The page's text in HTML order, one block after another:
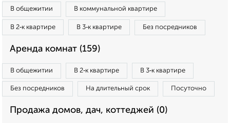
В общежитии В коммунальной квартире
В 2‑к квартире В 3‑к квартире Без посредников
Аренда комнат (159)
В общежитии В 2‑к квартире В 3‑к квартире
Без посредников На длительный срок Посуточно
Продажа домов, дач, коттеджей (0)